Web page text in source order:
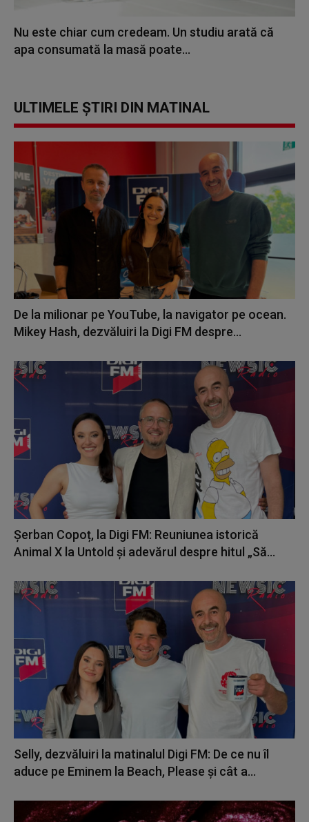
Nu este chiar cum credeam. Un studiu arată că
apa consumată la masă poate...
ULTIMELE ȘTIRI DIN MATINAL
De la milionar pe YouTube, la navigator pe ocean.
Mikey Hash, dezvăluiri la Digi FM despre...
Șerban Copoț, la Digi FM: Reuniunea istorică
Animal X la Untold și adevărul despre hitul „Să...
Selly, dezvăluiri la matinalul Digi FM: De ce nu îl
aduce pe Eminem la Beach, Please și cât a...